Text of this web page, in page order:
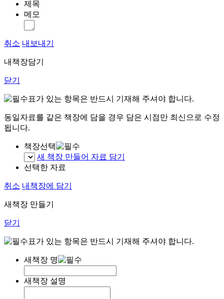
제목
메모
취소 내보내기
내책장담기
닫기
표가 있는 항목은 반드시 기재해 주셔야 합니다.
동일자료를 같은 책장에 담을 경우 담은 시점만 최신으로 수정
됩니다.
책장선택
새 책장 만들어 자료 담기
선택한 자료
취소 내책장에 담기
새책장 만들기
닫기
표가 있는 항목은 반드시 기재해 주셔야 합니다.
새책장 명
새책장 설명